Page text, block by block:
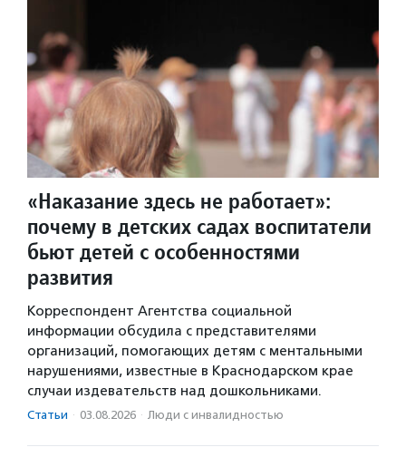
«Наказание здесь не работает»:
почему в детских садах воспитатели
бьют детей с особенностями
развития
Корреспондент Агентства социальной
информации обсудила с представителями
организаций, помогающих детям с ментальными
нарушениями, известные в Краснодарском крае
случаи издевательств над дошкольниками.
Статьи · 03.08.2026 · Люди с инвалидностью